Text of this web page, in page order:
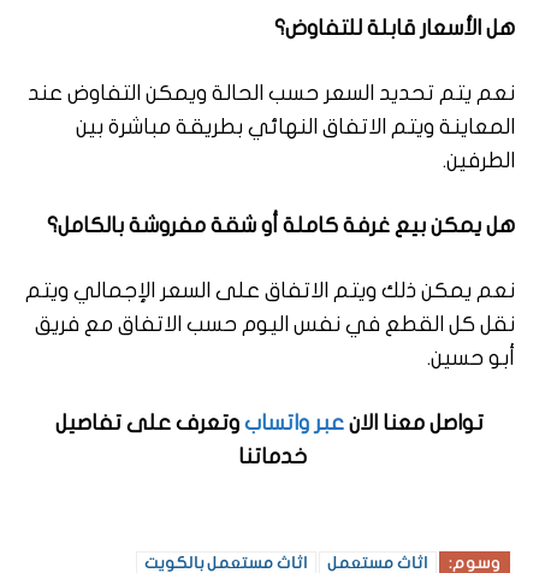
هل الأسعار قابلة للتفاوض؟
نعم يتم تحديد السعر حسب الحالة ويمكن التفاوض عند
المعاينة ويتم الاتفاق النهائي بطريقة مباشرة بين
الطرفين.
هل يمكن بيع غرفة كاملة أو شقة مفروشة بالكامل؟
نعم يمكن ذلك ويتم الاتفاق على السعر الإجمالي ويتم
نقل كل القطع في نفس اليوم حسب الاتفاق مع فريق
أبو حسين.
تواصل معنا الان عبر واتساب وتعرف على تفاصيل
خدماتنا
وسوم: اثاث مستعمل اثاث مستعمل بالكويت